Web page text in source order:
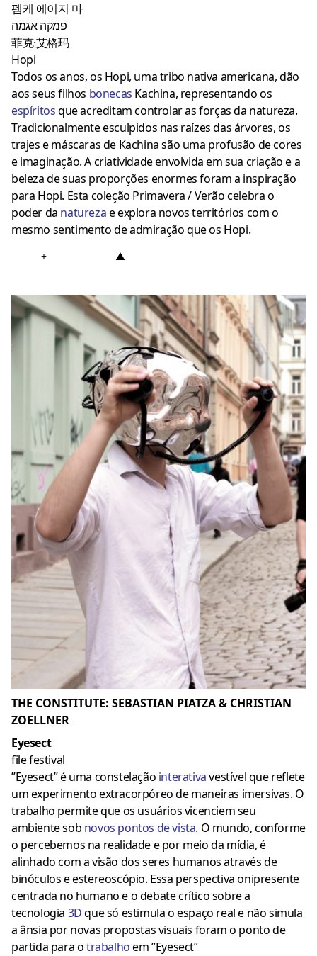
펨케 에이지 마
פמקה אגמה
菲克·艾格玛
Hopi
Todos os anos, os Hopi, uma tribo nativa americana, dão
aos seus filhos bonecas Kachina, representando os
espíritosque acreditam controlar as forças da natureza.
Tradicionalmente esculpidos nas raízes das árvores, os
trajes e máscaras de Kachina são uma profusão de cores
e imaginação. A criatividade envolvida em sua criação e a
beleza de suas proporções enormes foram a inspiração
para Hopi. Esta coleção Primavera / Verão celebra o
poder da naturezae explora novos territórios com o
mesmo sentimento de admiração que os Hopi.
+ ▲
THE CONSTITUTE: SEBASTIAN PIATZA & CHRISTIAN
ZOELLNER
Eyesect
file festival
”Eyesect” é uma constelação interativa vestível que reflete
um experimento extracorpóreo de maneiras imersivas. O
trabalho permite que os usuários vicenciem seu
ambiente sob novos pontos de vista. O mundo, conforme
o percebemos na realidade e por meio da mídia, é
alinhado com a visão dos seres humanos através de
binóculos e estereoscópio. Essa perspectiva onipresente
centrada no humano e o debate crítico sobre a
tecnologia 3Dque só estimula o espaço real e não simula
a ânsia por novas propostas visuais foram o ponto de
partida para otrabalhoem ”Eyesect”